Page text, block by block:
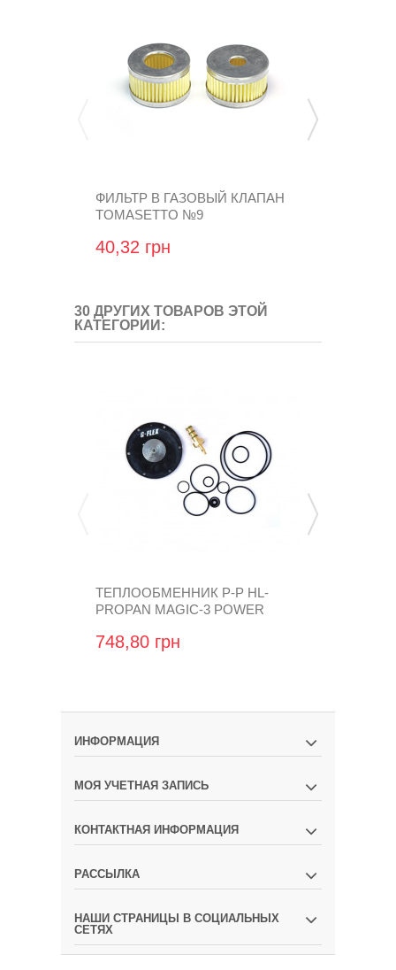
ФИЛЬТР В ГАЗОВЫЙ КЛАПАН
TOMASETTO №9
40,32 грн
30 ДРУГИХ ТОВАРОВ ЭТОЙ
КАТЕГОРИИ:
ТЕПЛООБМЕННИК Р-Р HL-
PROPAN MAGIC-3 POWER
748,80 грн
ИНФОРМАЦИЯ
МОЯ УЧЕТНАЯ ЗАПИСЬ
КОНТАКТНАЯ ИНФОРМАЦИЯ
РАССЫЛКА
НАШИ СТРАНИЦЫ В СОЦИАЛЬНЫХ
СЕТЯХ